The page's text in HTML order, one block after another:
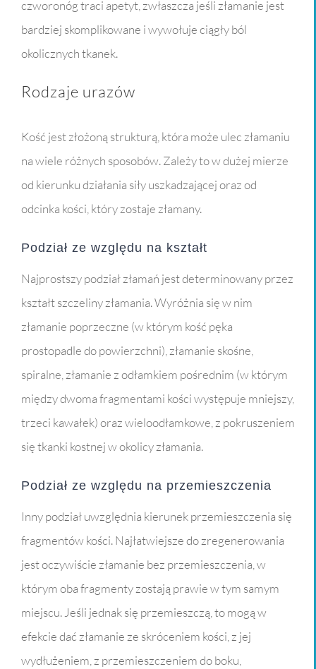
czworonóg traci apetyt, zwłaszcza jeśli złamanie jest
bardziej skomplikowane i wywołuje ciągły ból
okolicznych tkanek.
Rodzaje urazów
Kość jest złożoną strukturą, która może ulec złamaniu
na wiele różnych sposobów. Zależy to w dużej mierze
od kierunku działania siły uszkadzającej oraz od
odcinka kości, który zostaje złamany.
Podział ze względu na kształt
Najprostszy podział złamań jest determinowany przez
kształt szczeliny złamania. Wyróżnia się w nim
złamanie poprzeczne (w którym kość pęka
prostopadle do powierzchni), złamanie skośne,
spiralne, złamanie z odłamkiem pośrednim (w którym
między dwoma fragmentami kości występuje mniejszy,
trzeci kawałek) oraz wieloodłamkowe, z pokruszeniem
się tkanki kostnej w okolicy złamania.
Podział ze względu na przemieszczenia
Inny podział uwzględnia kierunek przemieszczenia się
fragmentów kości. Najłatwiejsze do zregenerowania
jest oczywiście złamanie bez przemieszczenia, w
którym oba fragmenty zostają prawie w tym samym
miejscu. Jeśli jednak się przemieszczą, to mogą w
efekcie dać złamanie ze skróceniem kości, z jej
wydłużeniem, z przemieszczeniem do boku,